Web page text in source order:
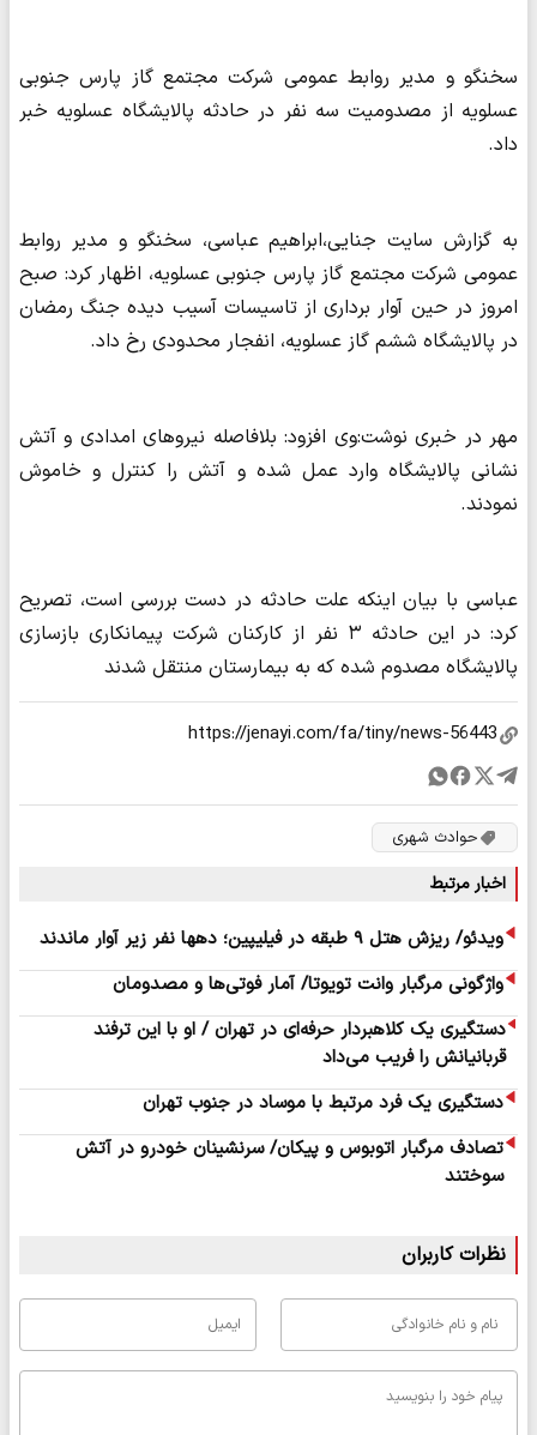
سخنگو و مدیر روابط عمومی شرکت مجتمع گاز پارس جنوبی
عسلویه از مصدومیت سه نفر در حادثه پالایشگاه عسلویه خبر
داد.
به گزارش سایت جنایی،ابراهیم عباسی، سخنگو و مدیر روابط
عمومی شرکت مجتمع گاز پارس جنوبی عسلویه، اظهار کرد: صبح
امروز در حین آوار برداری از تاسیسات آسیب دیده جنگ رمضان
در پالایشگاه ششم گاز عسلویه، انفجار محدودی رخ داد.
مهر در خبری نوشت:وی افزود: بلافاصله نیروهای امدادی و آتش
نشانی پالایشگاه وارد عمل شده و آتش را کنترل و خاموش
نمودند.
عباسی با بیان اینکه علت حادثه در دست بررسی است، تصریح
کرد: در این حادثه ۳ نفر از کارکنان شرکت پیمانکاری بازسازی
پالایشگاه مصدوم شده که به بیمارستان منتقل شدند
حوادث شهری
اخبار مرتبط
ویدئو/ ریزش هتل ۹ طبقه در فیلیپین؛ دهها نفر زیر آوار ماندند
واژگونی مرگبار وانت تویوتا/ آمار فوتی‌ها و مصدومان
دستگیری یک کلاهبردار حرفه‌ای در تهران / او با این ترفند
قربانیانش را فریب می‌داد
دستگیری یک فرد مرتبط با موساد در جنوب تهران
تصادف مرگبار اتوبوس و پیکان/ سرنشینان خودرو در آتش
سوختند
نظرات کاربران